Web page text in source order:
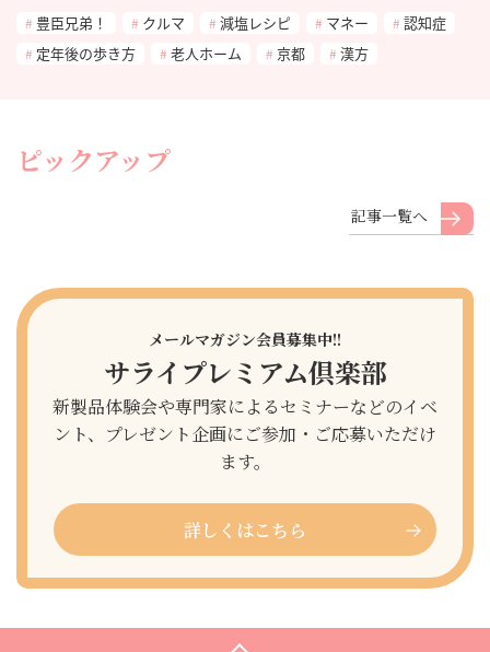
豊臣兄弟！ クルマ 減塩レシピ マネー
認知症
定年後の歩き方
老人ホーム 京都 漢方
ピックアップ
記事一覧へ
メールマガジン会員募集中!!
サライプレミアム倶楽部
新製品体験会や専門家によるセミナーなどのイベ
ント、プレゼント企画にご参加・ご応募いただけ
ます。
詳しくはこちら